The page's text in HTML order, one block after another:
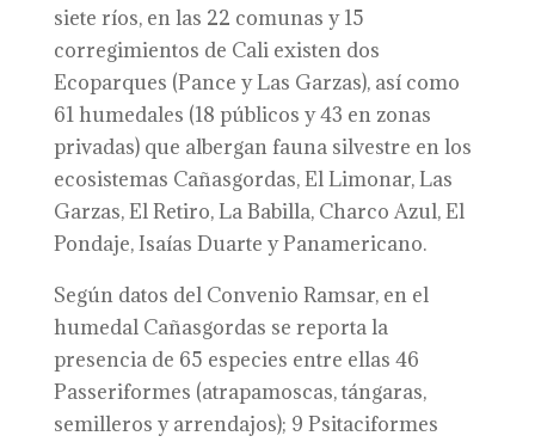
siete ríos, en las 22 comunas y 15
corregimientos de Cali existen dos
Ecoparques (Pance y Las Garzas), así como
61 humedales (18 públicos y 43 en zonas
privadas) que albergan fauna silvestre en los
ecosistemas Cañasgordas, El Limonar, Las
Garzas, El Retiro, La Babilla, Charco Azul, El
Pondaje, Isaías Duarte y Panamericano.
Según datos del Convenio Ramsar, en el
humedal Cañasgordas se reporta la
presencia de 65 especies entre ellas 46
Passeriformes (atrapamoscas, tángaras,
semilleros y arrendajos); 9 Psitaciformes